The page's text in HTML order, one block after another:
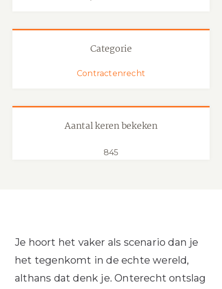
Categorie
Contractenrecht
Aantal keren bekeken
845
Je hoort het vaker als scenario dan je
het tegenkomt in de echte wereld,
althans dat denk je. Onterecht ontslag